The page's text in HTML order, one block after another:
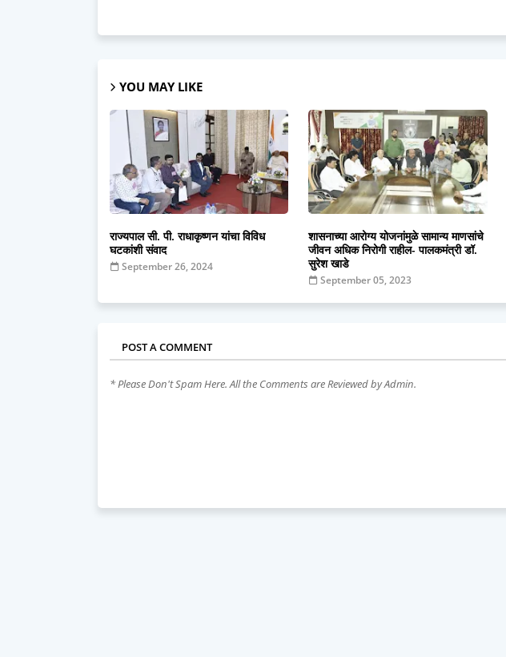
YOU MAY LIKE
राज्यपाल सी. पी. राधाकृष्णन यांचा विविध
घटकांशी संवाद
September 26, 2024
शासनाच्या आरोग्य योजनांमुळे सामान्य माणसांचे
जीवन अधिक निरोगी राहील- पालकमंत्री डॉ.
सुरेश खाडे
September 05, 2023
POST A COMMENT
* Please Don't Spam Here. All the Comments are Reviewed by Admin.